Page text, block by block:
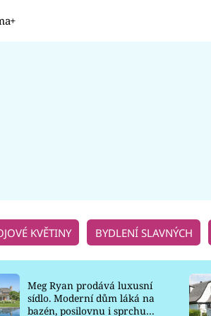
KVĚTINY BYDLENÍ SLAVNÝCH
Meg Ryan prodává luxusní
sídlo. Moderní dům láká na
bazén, posilovnu i sprchu